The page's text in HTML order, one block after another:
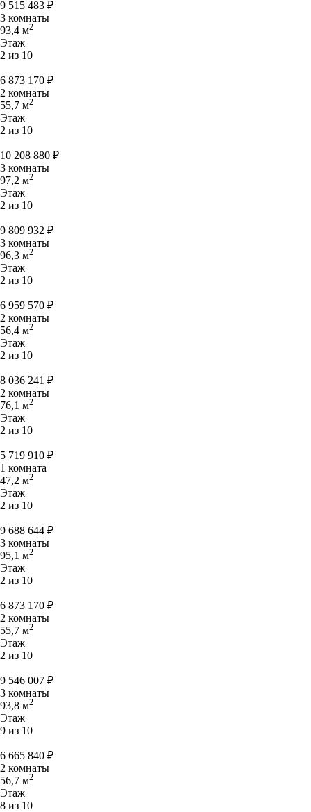
9 515 483 ₽
3 комнаты
93,4 м2
Этаж
2 из 10
6 873 170 ₽
2 комнаты
55,7 м2
Этаж
2 из 10
10 208 880 ₽
3 комнаты
97,2 м2
Этаж
2 из 10
9 809 932 ₽
3 комнаты
96,3 м2
Этаж
2 из 10
6 959 570 ₽
2 комнаты
56,4 м2
Этаж
2 из 10
8 036 241 ₽
2 комнаты
76,1 м2
Этаж
2 из 10
5 719 910 ₽
1 комната
47,2 м2
Этаж
2 из 10
9 688 644 ₽
3 комнаты
95,1 м2
Этаж
2 из 10
6 873 170 ₽
2 комнаты
55,7 м2
Этаж
2 из 10
9 546 007 ₽
3 комнаты
93,8 м2
Этаж
9 из 10
6 665 840 ₽
2 комнаты
56,7 м2
Этаж
8 из 10